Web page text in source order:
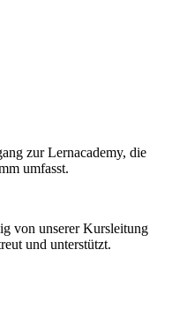
zur Lernacademy, die
umfasst.
von unserer Kursleitung
und unterstützt.